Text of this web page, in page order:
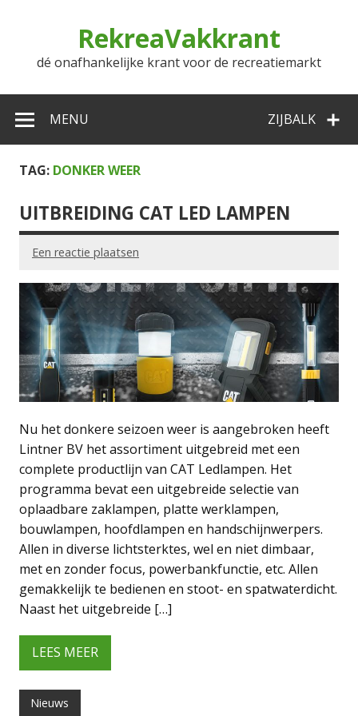
RekreaVakkrant
dé onafhankelijke krant voor de recreatiemarkt
ZIJBALK
MENU
TAG: DONKER WEER
UITBREIDING CAT LED LAMPEN
Een reactie plaatsen
Nu het donkere seizoen weer is aangebroken heeft
Lintner BV het assortiment uitgebreid met een
complete productlijn van CAT Ledlampen. Het
programma bevat een uitgebreide selectie van
oplaadbare zaklampen, platte werklampen,
bouwlampen, hoofdlampen en handschijnwerpers.
Allen in diverse lichtsterktes, wel en niet dimbaar,
met en zonder focus, powerbankfunctie, etc. Allen
gemakkelijk te bedienen en stoot- en spatwaterdicht.
Naast het uitgebreide […]
LEES MEER
Nieuws